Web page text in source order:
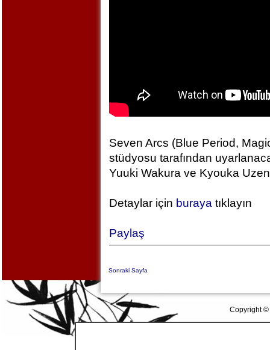
Seven Arcs (Blue Period,
stüdyosu tarafından
Yuuki Wakura ve Kyouka
Detaylar için buraya tıklayın
Paylaş
Sonraki Sayfa
Copyright ©